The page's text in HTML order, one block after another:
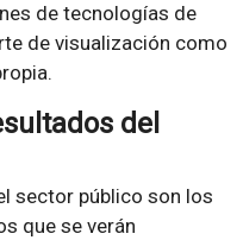
de tecnologías de
de visualización como
del
sector público son los
que se verán